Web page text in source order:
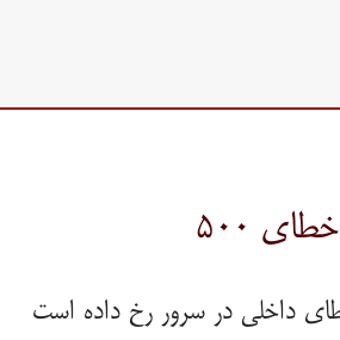
خطای ۵۰۰
داخلی در سرور رخ داده است